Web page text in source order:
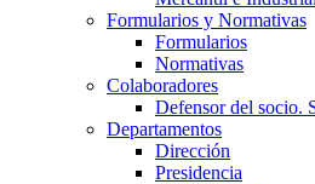
Formularios y Normativas
Formularios
Normativas
Colaboradores
Defensor del socio.
Departamentos
Dirección
Presidencia